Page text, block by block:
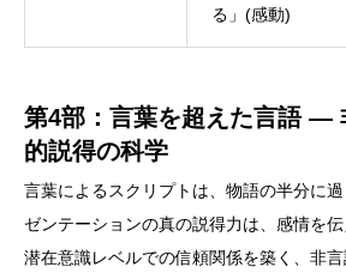
る」(感動)
第4部：言葉を超えた言語 ―
的説得の科学
言葉によるスクリプトは、物語の半分に
ゼンテーションの真の説得力は、感情を伝
潜在意識レベルでの信頼関係を築く、非